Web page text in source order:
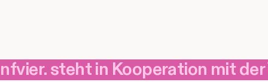
steht in Kooperation mit
steht in Kooperation mit